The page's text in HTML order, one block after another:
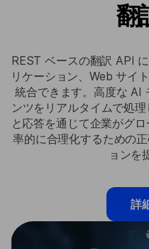
翻
REST ベースの翻訳 API
リケーション、Web サイ
統合できます。高度な AI
ンツをリアルタイムで処
と応答を通じて企業がグ
率的に合理化するための
ョンを
詳